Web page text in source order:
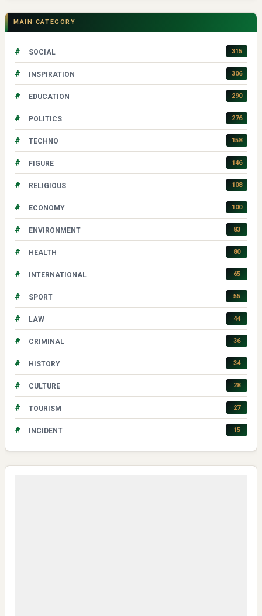
MAIN CATEGORY
# SOCIAL 315
# INSPIRATION 306
# EDUCATION 290
# POLITICS 276
# TECHNO 158
# FIGURE 146
# RELIGIOUS 108
# ECONOMY 100
# ENVIRONMENT 83
# HEALTH 80
# INTERNATIONAL 65
# SPORT 55
# LAW 44
# CRIMINAL 36
# HISTORY 34
# CULTURE 28
# TOURISM 27
# INCIDENT 15